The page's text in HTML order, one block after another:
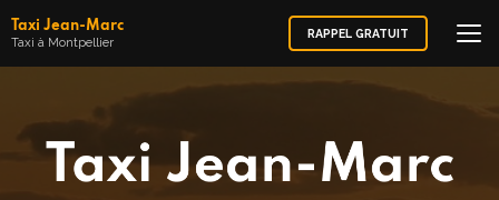
au
contenu
Taxi Jean-Marc
Taxi à Montpellier
RAPPEL GRATUIT